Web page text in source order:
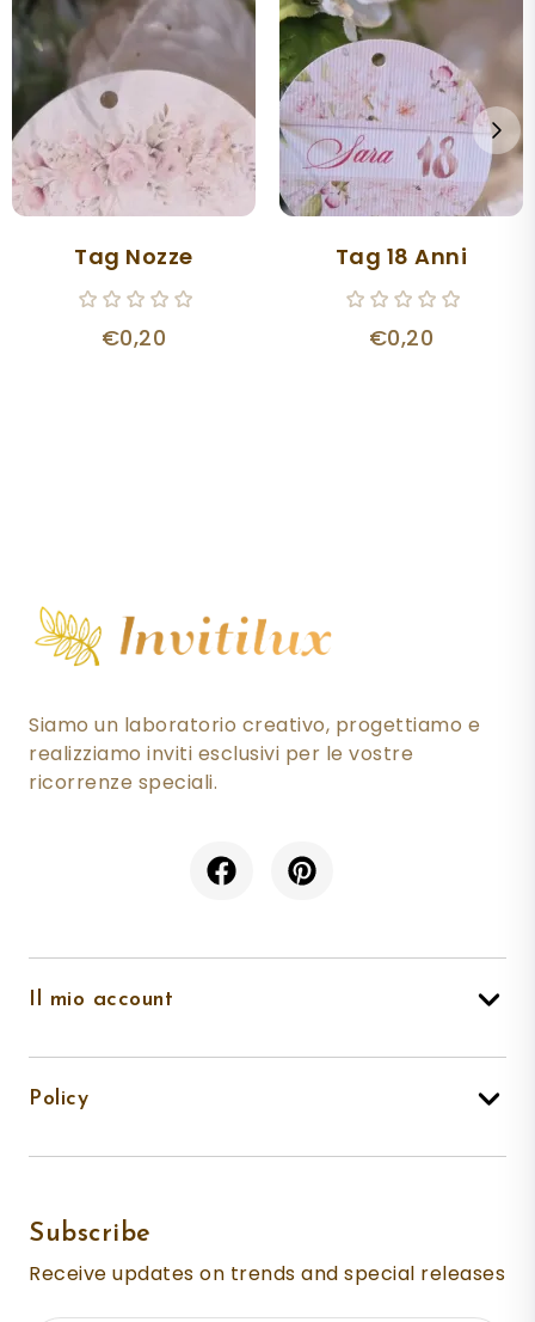
Tag Nozze
€0,20
Tag 18 Anni
€0,20
Siamo un laboratorio creativo, progettiamo e
realizziamo inviti esclusivi per le vostre
ricorrenze speciali.
Il mio account
Policy
Subscribe
Receive updates on trends and special releases